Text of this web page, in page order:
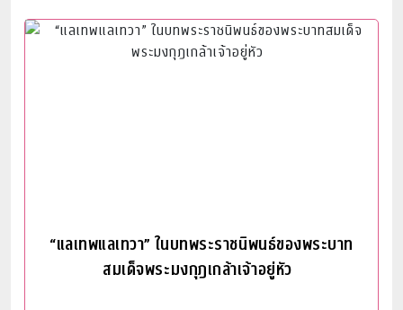
“แลเทพแลเทวา” ในบทพระราชนิพนธ์ของพระบาท
สมเด็จพระมงกุฎเกล้าเจ้าอยู่หัว
Read More